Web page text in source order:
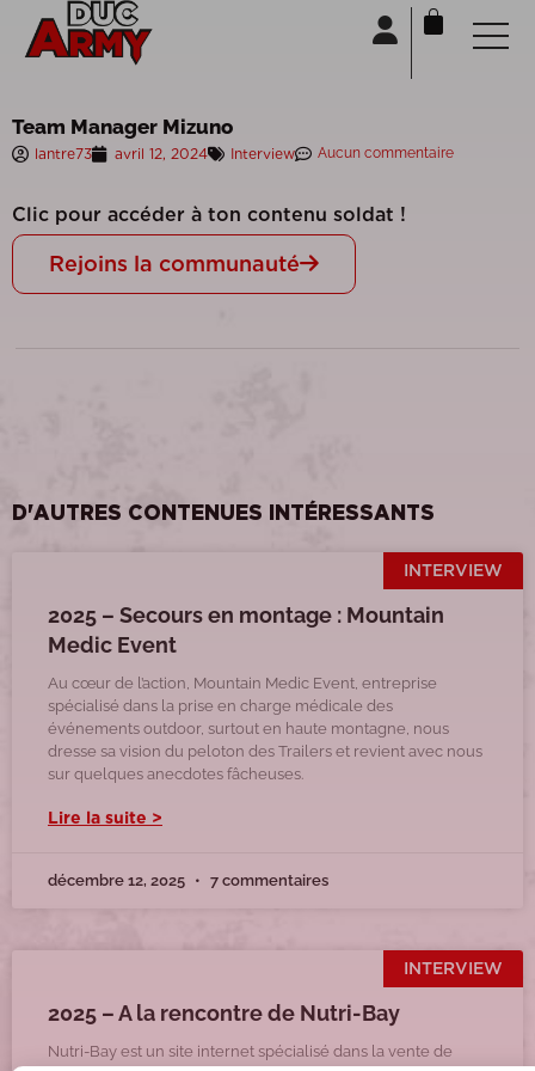
Team Manager Mizuno
lantre73 avril 12, 2024 Interview Aucun commentaire
Clic pour accéder à ton contenu soldat !
Rejoins la communauté
D'AUTRES CONTENUES INTÉRESSANTS
INTERVIEW
2025 – Secours en montage : Mountain
Medic Event
Au cœur de l’action, Mountain Medic Event, entreprise
spécialisé dans la prise en charge médicale des
événements outdoor, surtout en haute montagne, nous
dresse sa vision du peloton des Trailers et revient avec nous
sur quelques anecdotes fâcheuses.
Lire la suite >
décembre 12, 2025 7 commentaires
INTERVIEW
2025 – A la rencontre de Nutri-Bay
Nutri-Bay est un site internet spécialisé dans la vente de
Panneau de gestion des cookies